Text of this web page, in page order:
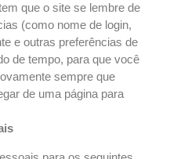
que o site se lembre de
(como nome de login,
e outras preferências de
de tempo, para que você
sempre que
de uma página para